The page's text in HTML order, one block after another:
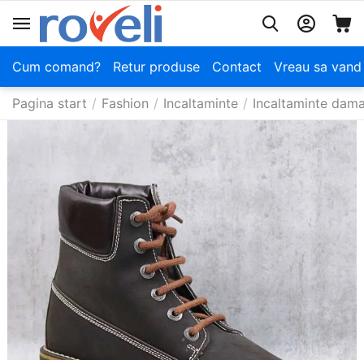
Cum comand? Retur produse Contact Vreau sa
Pagina start / Fashion / Incaltaminte / Incaltaminte